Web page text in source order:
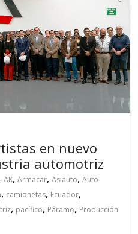
en nuevo
automotriz
AK,Armacar,Asiauto,Auto
, camionetas, Ecuador,
, pacífico, Páramo, Producción